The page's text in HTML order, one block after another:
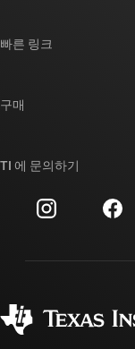
투자 관계
제조
빠른 링크
대체품 검색
고객 지원 센터
myTI 계정 FAQ
구매
주문 FAQ
TI 에 문의하기